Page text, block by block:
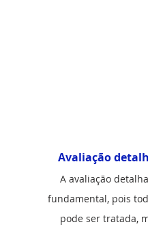
Avaliação
A avaliação
fundamental, pois
pode ser tratada,